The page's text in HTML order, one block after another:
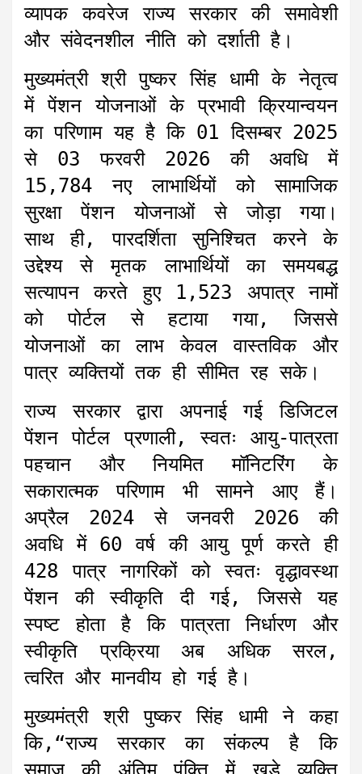
व्यापक कवरेज राज्य सरकार की समावेशी
और संवेदनशील नीति को दर्शाती है।
मुख्यमंत्री श्री पुष्कर सिंह धामी के नेतृत्व
में पेंशन योजनाओं के प्रभावी क्रियान्वयन
का परिणाम यह है कि 01 दिसम्बर 2025
से 03 फरवरी 2026 की अवधि में
15,784 नए लाभार्थियों को सामाजिक
सुरक्षा पेंशन योजनाओं से जोड़ा गया।
साथ ही, पारदर्शिता सुनिश्चित करने के
उद्देश्य से मृतक लाभार्थियों का समयबद्ध
सत्यापन करते हुए 1,523 अपात्र नामों
को पोर्टल से हटाया गया, जिससे
योजनाओं का लाभ केवल वास्तविक और
पात्र व्यक्तियों तक ही सीमित रह सके।
राज्य सरकार द्वारा अपनाई गई डिजिटल
पेंशन पोर्टल प्रणाली, स्वतः आयु-पात्रता
पहचान और नियमित मॉनिटरिंग के
सकारात्मक परिणाम भी सामने आए हैं।
अप्रैल 2024 से जनवरी 2026 की
अवधि में 60 वर्ष की आयु पूर्ण करते ही
428 पात्र नागरिकों को स्वतः वृद्धावस्था
पेंशन की स्वीकृति दी गई, जिससे यह
स्पष्ट होता है कि पात्रता निर्धारण और
स्वीकृति प्रक्रिया अब अधिक सरल,
त्वरित और मानवीय हो गई है।
मुख्यमंत्री श्री पुष्कर सिंह धामी ने कहा
कि,“राज्य सरकार का संकल्प है कि